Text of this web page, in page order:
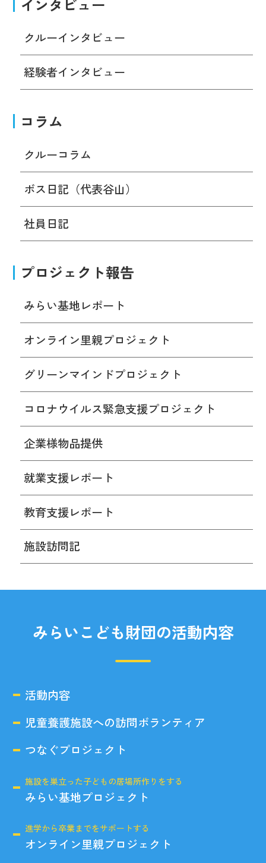
インタビュー
クルーインタビュー
経験者インタビュー
コラム
クルーコラム
ボス日記（代表谷山）
社員日記
プロジェクト報告
みらい基地レポート
オンライン里親プロジェクト
グリーンマインドプロジェクト
コロナウイルス緊急支援プロジェクト
企業様物品提供
就業支援レポート
教育支援レポート
施設訪問記
みらいこども財団の活動内容
活動内容
児童養護施設への訪問ボランティア
つなぐプロジェクト
施設を巣立った子どもの居場所作りをする
みらい基地プロジェクト
進学から卒業までをサポートする
オンライン里親プロジェクト